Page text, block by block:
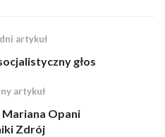
artykuł
głos
artykuł
Mariana Opani
Zdrój